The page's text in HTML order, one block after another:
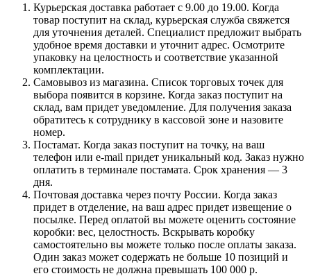
Курьерская доставка работает с 9.00 до 19.00. Когда
товар поступит на склад, курьерская служба свяжется
для уточнения деталей. Специалист предложит выбрать
удобное время доставки и уточнит адрес. Осмотрите
упаковку на целостность и соответствие указанной
комплектации.
Самовывоз из магазина. Список торговых точек для
выбора появится в корзине. Когда заказ поступит на
склад, вам придет уведомление. Для получения заказа
обратитесь к сотруднику в кассовой зоне и назовите
номер.
Постамат. Когда заказ поступит на точку, на ваш
телефон или e-mail придет уникальный код. Заказ нужно
оплатить в терминале постамата. Срок хранения — 3
дня.
Почтовая доставка через почту России. Когда заказ
придет в отделение, на ваш адрес придет извещение о
посылке. Перед оплатой вы можете оценить состояние
коробки: вес, целостность. Вскрывать коробку
самостоятельно вы можете только после оплаты заказа.
Один заказ может содержать не больше 10 позиций и
его стоимость не должна превышать 100 000 р.